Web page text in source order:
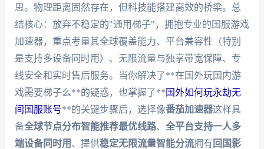
思。物理距离固然存在，但科技能搭建高效的桥梁。总
结核心：放弃不稳定的"通用梯子"，拥抱专业的国服游戏
加速器，重点考量其全球覆盖能力、平台兼容性（特别
是支持多设备同时用）、无限流量与独享带宽保障、专
线安全和实时售后服务。当你解决了**在国外玩国内游
戏需要梯子么**的疑惑，也掌握了** 国外如何玩永劫无
间国服账号**的关键步骤后，选择像番茄加速器这样具
备全球节点分布智能推荐最优线路、 全平台支持一人多
端设备同时用 、提供稳定无限流量智能分流拥有 回国影